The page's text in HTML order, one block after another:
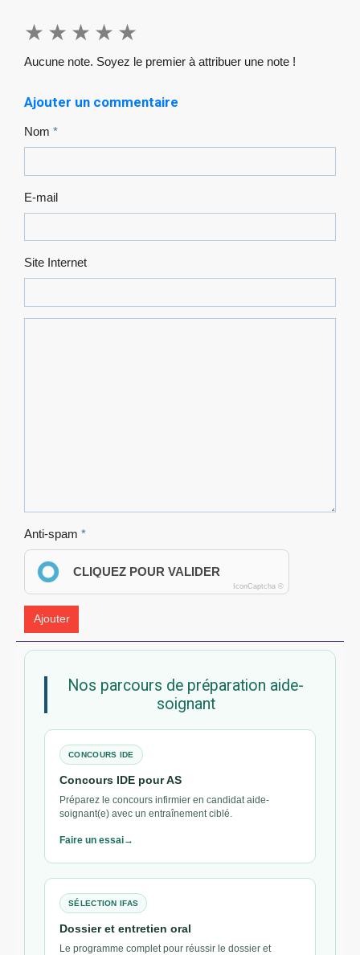
★ ★ ★ ★ ★
Aucune note. Soyez le premier à attribuer une note !
Ajouter un commentaire
Nom
E-mail
Site Internet
Anti-spam
CLIQUEZ POUR VALIDER
IconCaptcha ©
Ajouter
Nos parcours de préparation aide-
soignant
CONCOURS IDE
Concours IDE pour AS
Préparez le concours infirmier en candidat aide-
soignant(e) avec un entraînement ciblé.
Faire un essai
SÉLECTION IFAS
Dossier et entretien oral
Le programme complet pour réussir le dossier et